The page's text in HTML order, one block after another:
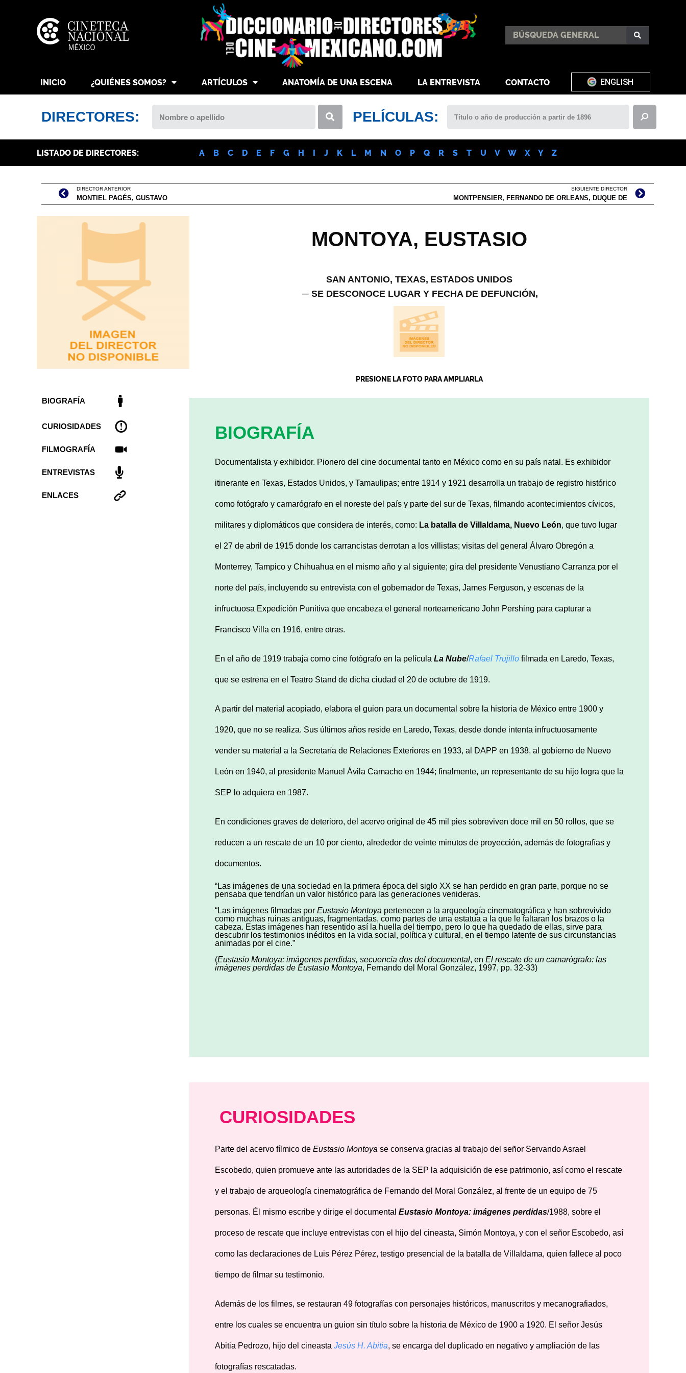
INICIO ¿QUIÉNES SOMOS? ARTÍCULOS ANATOMÍA DE UNA ESCENA LA ENTREVISTA CONTACTO ENGLISH
DIRECTORES: PELÍCULAS:
LISTADO DE DIRECTORES: A B C D E F G H I J K L M N O P Q R S T U V W X Y Z
DIRECTOR ANTERIOR
MONTIEL PAGÉS, GUSTAVO
SIGUIENTE DIRECTOR
MONTPENSIER, FERNANDO DE ORLEANS, DUQUE DE
BIOGRAFÍA
CURIOSIDADES
FILMOGRAFÍA
ENTREVISTAS
ENLACES
MONTOYA, EUSTASIO
SAN ANTONIO, TEXAS, ESTADOS UNIDOS
─ SE DESCONOCE LUGAR Y FECHA DE DEFUNCIÓN,
PRESIONE LA FOTO PARA AMPLIARLA
BIOGRAFÍA
Documentalista y exhibidor. Pionero del cine documental tanto en México como en su país natal. Es exhibidor
itinerante en Texas, Estados Unidos, y Tamaulipas; entre 1914 y 1921 desarrolla un trabajo de registro histórico
como fotógrafo y camarógrafo en el noreste del país y parte del sur de Texas, filmando acontecimientos cívicos,
militares y diplomáticos que considera de interés, como: La batalla de Villaldama, Nuevo León, que tuvo lugar
el 27 de abril de 1915 donde los carrancistas derrotan a los villistas; visitas del general Álvaro Obregón a
Monterrey, Tampico y Chihuahua en el mismo año y al siguiente; gira del presidente Venustiano Carranza por el
norte del país, incluyendo su entrevista con el gobernador de Texas, James Ferguson, y escenas de la
infructuosa Expedición Punitiva que encabeza el general norteamericano John Pershing para capturar a
Francisco Villa en 1916, entre otras.
En el año de 1919 trabaja como cine fotógrafo en la película La Nube/Rafael Trujillo filmada en Laredo, Texas,
que se estrena en el Teatro Stand de dicha ciudad el 20 de octubre de 1919.
A partir del material acopiado, elabora el guion para un documental sobre la historia de México entre 1900 y
1920, que no se realiza. Sus últimos años reside en Laredo, Texas, desde donde intenta infructuosamente
vender su material a la Secretaría de Relaciones Exteriores en 1933, al DAPP en 1938, al gobierno de Nuevo
León en 1940, al presidente Manuel Ávila Camacho en 1944; finalmente, un representante de su hijo logra que la
SEP lo adquiera en 1987.
En condiciones graves de deterioro, del acervo original de 45 mil pies sobreviven doce mil en 50 rollos, que se
reducen a un rescate de un 10 por ciento, alrededor de veinte minutos de proyección, además de fotografías y
documentos.
“Las imágenes de una sociedad en la primera época del siglo XX se han perdido en gran parte, porque no se
pensaba que tendrían un valor histórico para las generaciones venideras.
“Las imágenes filmadas por Eustasio Montoya pertenecen a la arqueología cinematográfica y han sobrevivido
como muchas ruinas antiguas, fragmentadas, como partes de una estatua a la que le faltaran los brazos o la
cabeza. Estas imágenes han resentido así la huella del tiempo, pero lo que ha quedado de ellas, sirve para
descubrir los testimonios inéditos en la vida social, política y cultural, en el tiempo latente de sus circunstancias
animadas por el cine.”
(Eustasio Montoya: imágenes perdidas, secuencia dos del documental, en El rescate de un camarógrafo: las
imágenes perdidas de Eustasio Montoya, Fernando del Moral González, 1997, pp. 32-33)
CURIOSIDADES
Parte del acervo fílmico de Eustasio Montoya se conserva gracias al trabajo del señor Servando Asrael
Escobedo, quien promueve ante las autoridades de la SEP la adquisición de ese patrimonio, así como el rescate
y el trabajo de arqueología cinematográfica de Fernando del Moral González, al frente de un equipo de 75
personas. Él mismo escribe y dirige el documental Eustasio Montoya: imágenes perdidas/1988, sobre el
proceso de rescate que incluye entrevistas con el hijo del cineasta, Simón Montoya, y con el señor Escobedo, así
como las declaraciones de Luis Pérez Pérez, testigo presencial de la batalla de Villaldama, quien fallece al poco
tiempo de filmar su testimonio.
Además de los filmes, se restauran 49 fotografías con personajes históricos, manuscritos y mecanografiados,
entre los cuales se encuentra un guion sin título sobre la historia de México de 1900 a 1920. El señor Jesús
Abitia Pedrozo, hijo del cineasta Jesús H. Abitia, se encarga del duplicado en negativo y ampliación de las
fotografías rescatadas.